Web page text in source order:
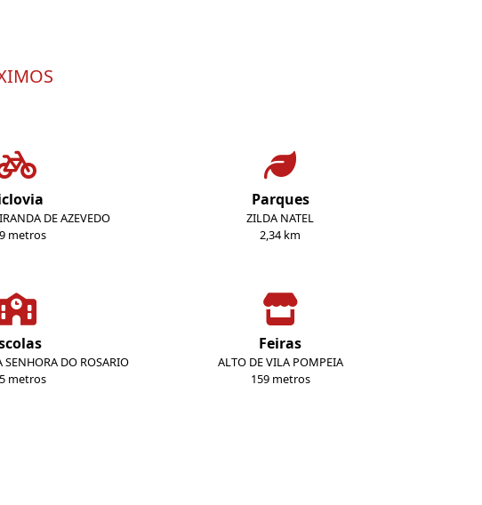
DE AZEVEDO
metros
Parques
ZILDA NATEL
2,34 km
SENHORA DO ROSARIO
metros
Feiras
ALTO DE VILA POMPEIA
159 metros